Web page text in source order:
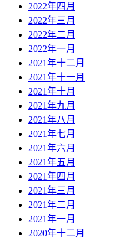
2022年四月
2022年三月
2022年二月
2022年一月
2021年十二月
2021年十一月
2021年十月
2021年九月
2021年八月
2021年七月
2021年六月
2021年五月
2021年四月
2021年三月
2021年二月
2021年一月
2020年十二月